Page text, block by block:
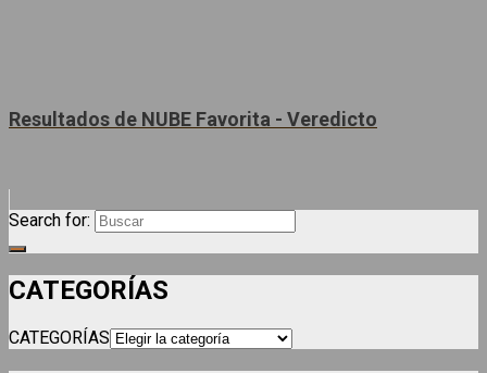
Resultados de NUBE Favorita - Veredicto
Search for:
CATEGORÍAS
CATEGORÍAS